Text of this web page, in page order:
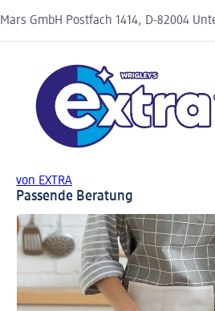
Mars GmbH Postfach 1414, D-82004
von EXTRA
Passende Beratung